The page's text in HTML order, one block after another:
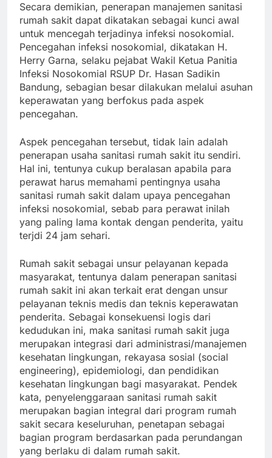
Secara demikian, penerapan manajemen sanitasi
rumah sakit dapat dikatakan sebagai kunci awal
untuk mencegah terjadinya infeksi nosokomial.
Pencegahan infeksi nosokomial, dikatakan H.
Herry Garna, selaku pejabat Wakil Ketua Panitia
Infeksi Nosokomial RSUP Dr. Hasan Sadikin
Bandung, sebagian besar dilakukan melalui asuhan
keperawatan yang berfokus pada aspek
pencegahan.
Aspek pencegahan tersebut, tidak lain adalah
penerapan usaha sanitasi rumah sakit itu sendiri.
Hal ini, tentunya cukup beralasan apabila para
perawat harus memahami pentingnya usaha
sanitasi rumah sakit dalam upaya pencegahan
infeksi nosokomial, sebab para perawat inilah
yang paling lama kontak dengan penderita, yaitu
terjdi 24 jam sehari.
Rumah sakit sebagai unsur pelayanan kepada
masyarakat, tentunya dalam penerapan sanitasi
rumah sakit ini akan terkait erat dengan unsur
pelayanan teknis medis dan teknis keperawatan
penderita. Sebagai konsekuensi logis dari
kedudukan ini, maka sanitasi rumah sakit juga
merupakan integrasi dari administrasi/manajemen
kesehatan lingkungan, rekayasa sosial (social
engineering), epidemiologi, dan pendidikan
kesehatan lingkungan bagi masyarakat. Pendek
kata, penyelenggaraan sanitasi rumah sakit
merupakan bagian integral dari program rumah
sakit secara keseluruhan, penetapan sebagai
bagian program berdasarkan pada perundangan
yang berlaku di dalam rumah sakit.